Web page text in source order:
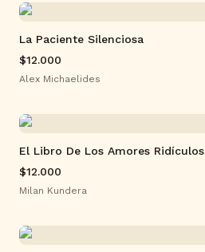
La Paciente Silenciosa
$12.000
Alex Michaelides
El Libro De Los Amores Ridículos
$12.000
Milan Kundera